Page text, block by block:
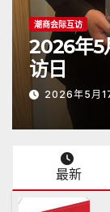
颜会长
最新